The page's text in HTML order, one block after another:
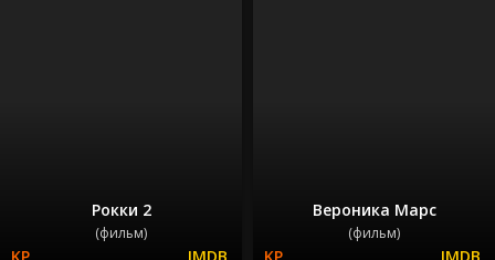
Рокки 2
(фильм)
Вероника Марс
(фильм)